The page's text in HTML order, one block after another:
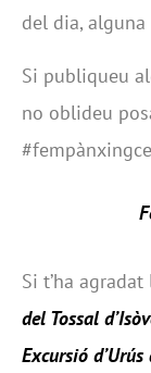
del dia,
Si publiqueu
no oblideu
Si t’ha
del Tossal
Excursió